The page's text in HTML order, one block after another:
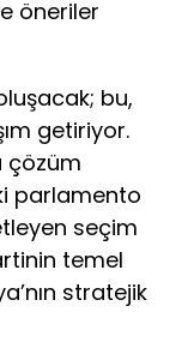
öneriler
bu,
getiriyor.
çözüm
parlamento
seçim
temel
stratejik